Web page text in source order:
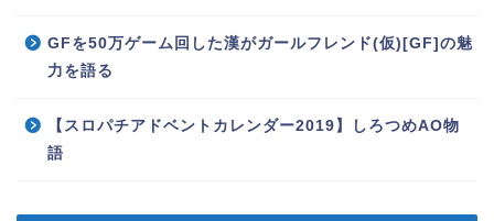
GFを50万ゲーム回した漢がガールフレンド(仮)[GF]の魅
力を語る
【スロパチアドベントカレンダー2019】しろつめAO物
語